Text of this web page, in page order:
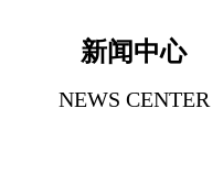
新闻中心
NEWS CENTER